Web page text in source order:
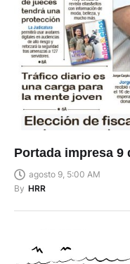
Portada impresa 9
agosto 9, 5:00 AM
By HRR